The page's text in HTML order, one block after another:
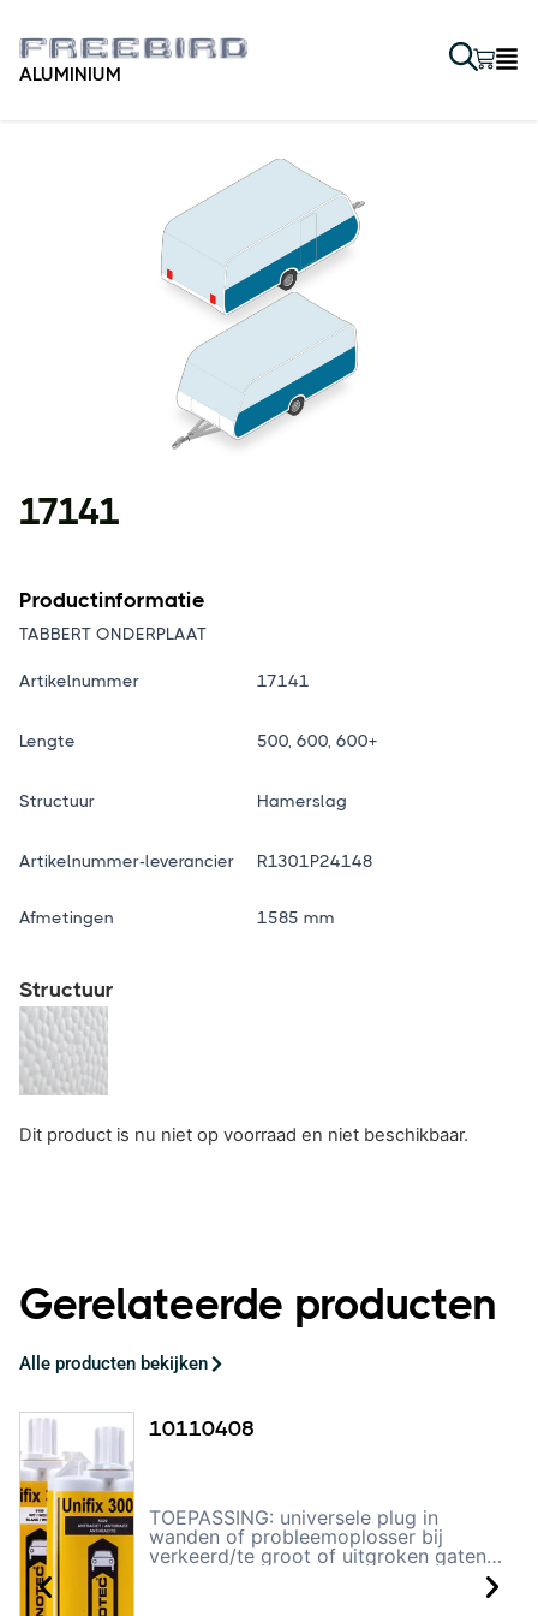
ALUMINIUM
17141
Productinformatie
TABBERT ONDERPLAAT
Artikelnummer 17141
Lengte 500, 600, 600+
Structuur Hamerslag
Artikelnummer-leverancier R1301P24148
Afmetingen 1585 mm
Structuur
Dit product is nu niet op voorraad en niet beschikbaar.
Gerelateerde producten
Alle producten bekijken
10110408
TOEPASSING: universele plug in
wanden of probleemoplosser bij
verkeerd/te groot of uitgroken gaten
PRODUCT OMSCHRIJVING: Unifix 300